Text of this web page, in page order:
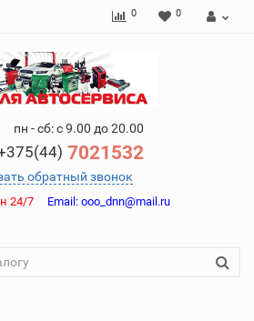
0 0
пн - сб: с 9.00 до 20.00
7021532
обратный звонок
24/7 Email: ooo_dnn@mail.ru